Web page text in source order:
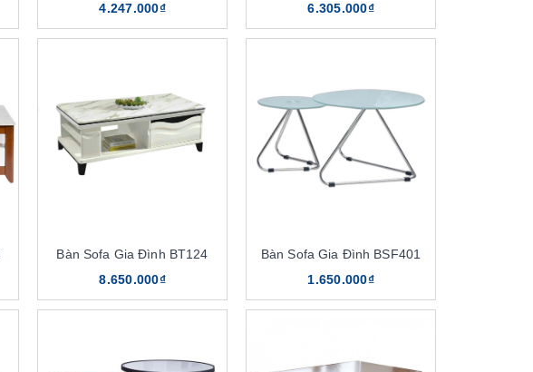
4.247.000₫
6.305.000₫
Bàn Sofa Gia Đình BT124
8.650.000₫
Bàn Sofa Gia Đình BSF401
1.650.000₫